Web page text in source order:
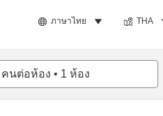
ภาษาไทย THA
คนต่อห้อง • 1 ห้อง